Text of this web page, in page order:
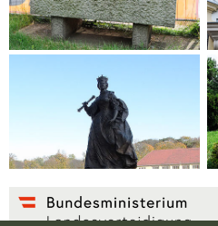
Statue Maria Theresia